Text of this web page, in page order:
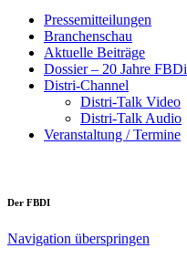
Pressemitteilungen
Branchenschau
Aktuelle Beiträge
Dossier – 20 Jahre FBDi
Distri-Channel
Distri-Talk Video
Distri-Talk Audio
Veranstaltung / Termine
Der FBDI
Navigation überspringen